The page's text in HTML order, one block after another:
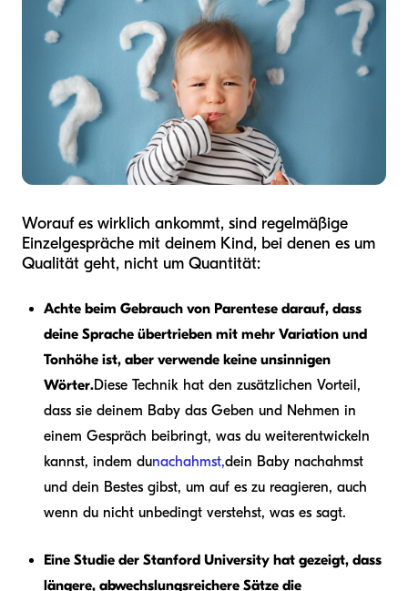
Worauf es wirklich ankommt, sind regelmäßige
Einzelgespräche mit deinem Kind, bei denen es um
Qualität geht, nicht um Quantität:
Achte beim Gebrauch von Parentese darauf, dass
deine Sprache übertrieben mit mehr Variation und
Tonhöhe ist, aber verwende keine unsinnigen
Wörter.Diese Technik hat den zusätzlichen Vorteil,
dass sie deinem Baby das Geben und Nehmen in
einem Gespräch beibringt, was du weiterentwickeln
kannst, indem dunachahmst,dein Baby nachahmst
und dein Bestes gibst, um auf es zu reagieren, auch
wenn du nicht unbedingt verstehst, was es sagt.
Eine Studie der Stanford University hat gezeigt, dass
längere, abwechslungsreichere Sätze die